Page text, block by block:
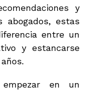
y
abogados, estas
entre un
y estancarse
en un